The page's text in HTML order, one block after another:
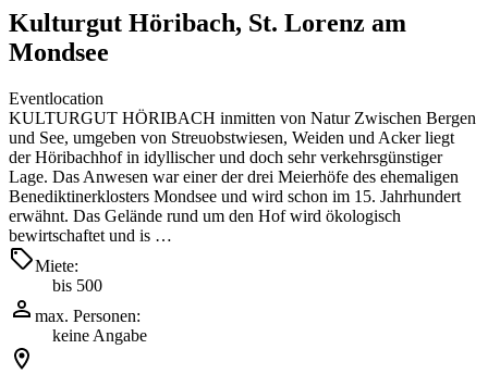
Kulturgut Höribach, St. Lorenz am
Mondsee
Eventlocation
KULTURGUT HÖRIBACH inmitten von Natur Zwischen Bergen
und See, umgeben von Streuobstwiesen, Weiden und Acker liegt
der Höribachhof in idyllischer und doch sehr verkehrsgünstiger
Lage. Das Anwesen war einer der drei Meierhöfe des ehemaligen
Benediktinerklosters Mondsee und wird schon im 15. Jahrhundert
erwähnt. Das Gelände rund um den Hof wird ökologisch
bewirtschaftet und is …
Miete:
bis 500
max. Personen:
keine Angabe